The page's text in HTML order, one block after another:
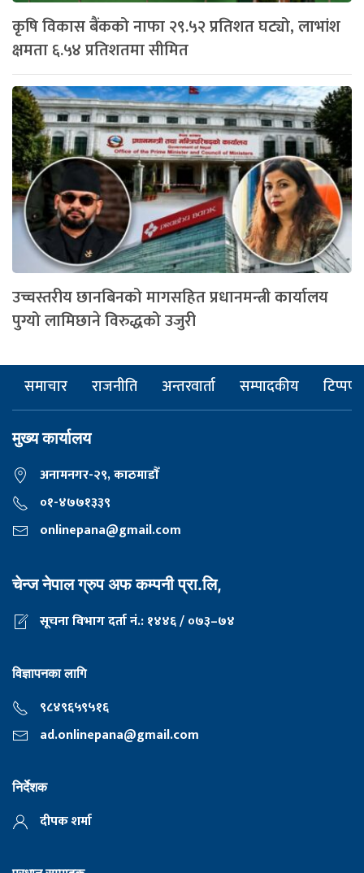
कृषि विकास बैंकको नाफा २९.५२ प्रतिशत घट्यो, लाभांश
क्षमता ६.५४ प्रतिशतमा सीमित
उच्चस्तरीय छानबिनको मागसहित प्रधानमन्त्री कार्यालय
पुग्यो लामिछाने विरुद्धको उजुरी
समाचार राजनीति अन्तरवार्ता सम्पादकीय टिप्पणी
मुख्य कार्यालय
अनामनगर-२९, काठमाडाैँ
०१-४७७१३३९
onlinepana@gmail.com
चेन्ज नेपाल ग्रुप अफ कम्पनी प्रा.लि,
सूचना विभाग दर्ता नं.: १४४६ / ०७३–७४
विज्ञापनका लागि
९८४९६५९५१६
ad.onlinepana@gmail.com
निर्देशक
दीपक शर्मा